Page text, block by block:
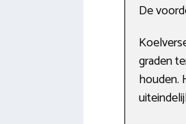
De
graden
houden.